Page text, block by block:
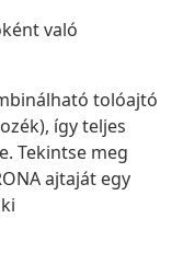
való
tolóajtó
így teljes
Tekintse meg
ajtaját egy